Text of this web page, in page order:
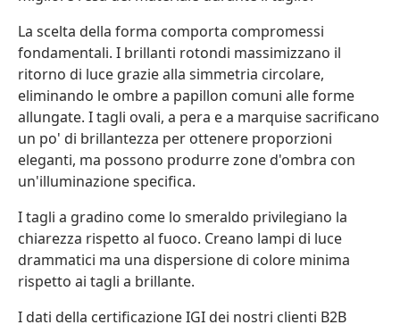
La scelta della forma comporta compromessi
fondamentali. I brillanti rotondi massimizzano il
ritorno di luce grazie alla simmetria circolare,
eliminando le ombre a papillon comuni alle forme
allungate. I tagli ovali, a pera e a marquise sacrificano
un po' di brillantezza per ottenere proporzioni
eleganti, ma possono produrre zone d'ombra con
un'illuminazione specifica.
I tagli a gradino come lo smeraldo privilegiano la
chiarezza rispetto al fuoco. Creano lampi di luce
drammatici ma una dispersione di colore minima
rispetto ai tagli a brillante.
I dati della certificazione IGI dei nostri clienti B2B